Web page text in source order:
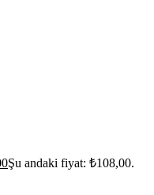
Şu andaki fiyat: ₺108,00.